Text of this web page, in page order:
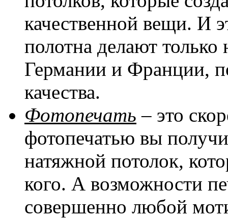
качественной вещи. И
полотна делают
Германии и Франции,
качества.
Фотопечать – это
фотопечатью вы
натяжной потолок,
кого. А возможности
совершенно любой